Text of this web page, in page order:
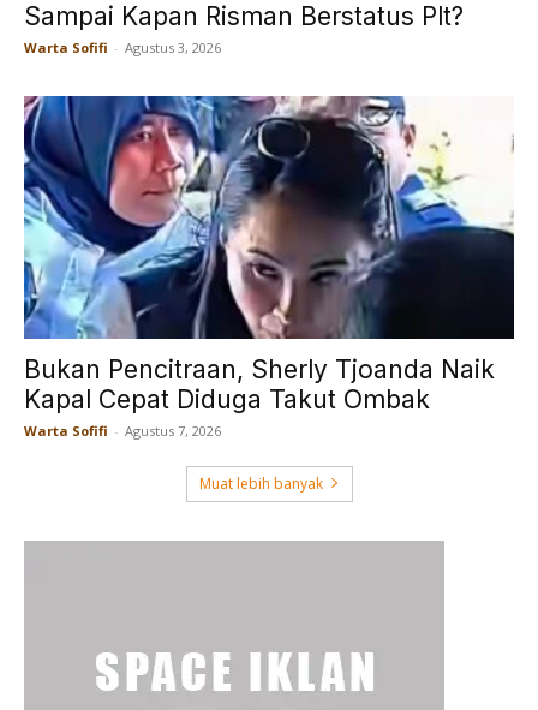
Sampai Kapan Risman Berstatus Plt?
Warta Sofifi - Agustus 3, 2026
Bukan Pencitraan, Sherly Tjoanda Naik
Kapal Cepat Diduga Takut Ombak
Warta Sofifi - Agustus 7, 2026
Muat lebih banyak